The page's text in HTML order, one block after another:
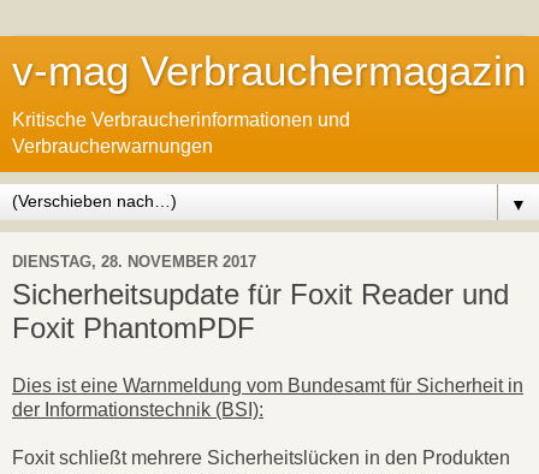
v-mag Verbrauchermagazin
Kritische Verbraucherinformationen und
Verbraucherwarnungen
▼
DIENSTAG, 28. NOVEMBER 2017
Sicherheitsupdate für Foxit Reader und
Foxit PhantomPDF
Dies ist eine Warnmeldung vom Bundesamt für Sicherheit in
der Informationstechnik (BSI):
Foxit schließt mehrere Sicherheitslücken in den Produkten